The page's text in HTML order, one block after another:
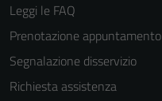
Leggi le FAQ
Prenotazione appuntamento
Segnalazione disservizio
Richiesta assistenza